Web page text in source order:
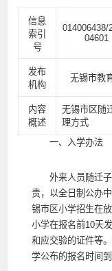
信息
索引
号
014006438/
04601
发布
机构
无锡市教
内容
概述
无锡市区随
理方式
一、入学办法
外来人员随迁子
责，以全日制公办
锡市区小学招生在
小学在报名前10天
和应交验的证件等
学公布的报名时间到